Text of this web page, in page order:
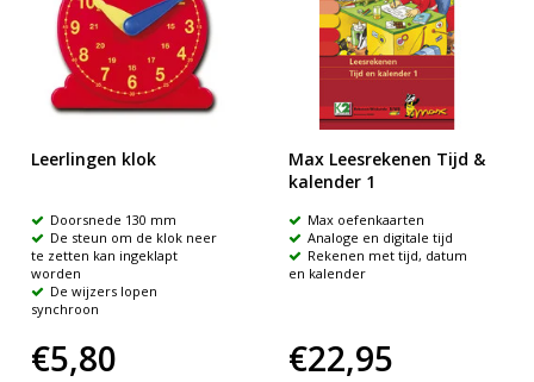
Leerlingen klok
Doorsnede 130 mm
De steun om de klok neer
te zetten kan ingeklapt
worden
De wijzers lopen
synchroon
€5,80
Max Leesrekenen Tijd &
kalender 1
Max oefenkaarten
Analoge en digitale tijd
Rekenen met tijd, datum
en kalender
€22,95